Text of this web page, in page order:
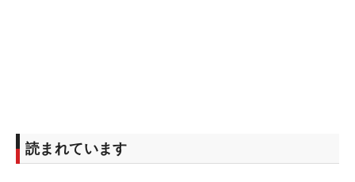
読まれています